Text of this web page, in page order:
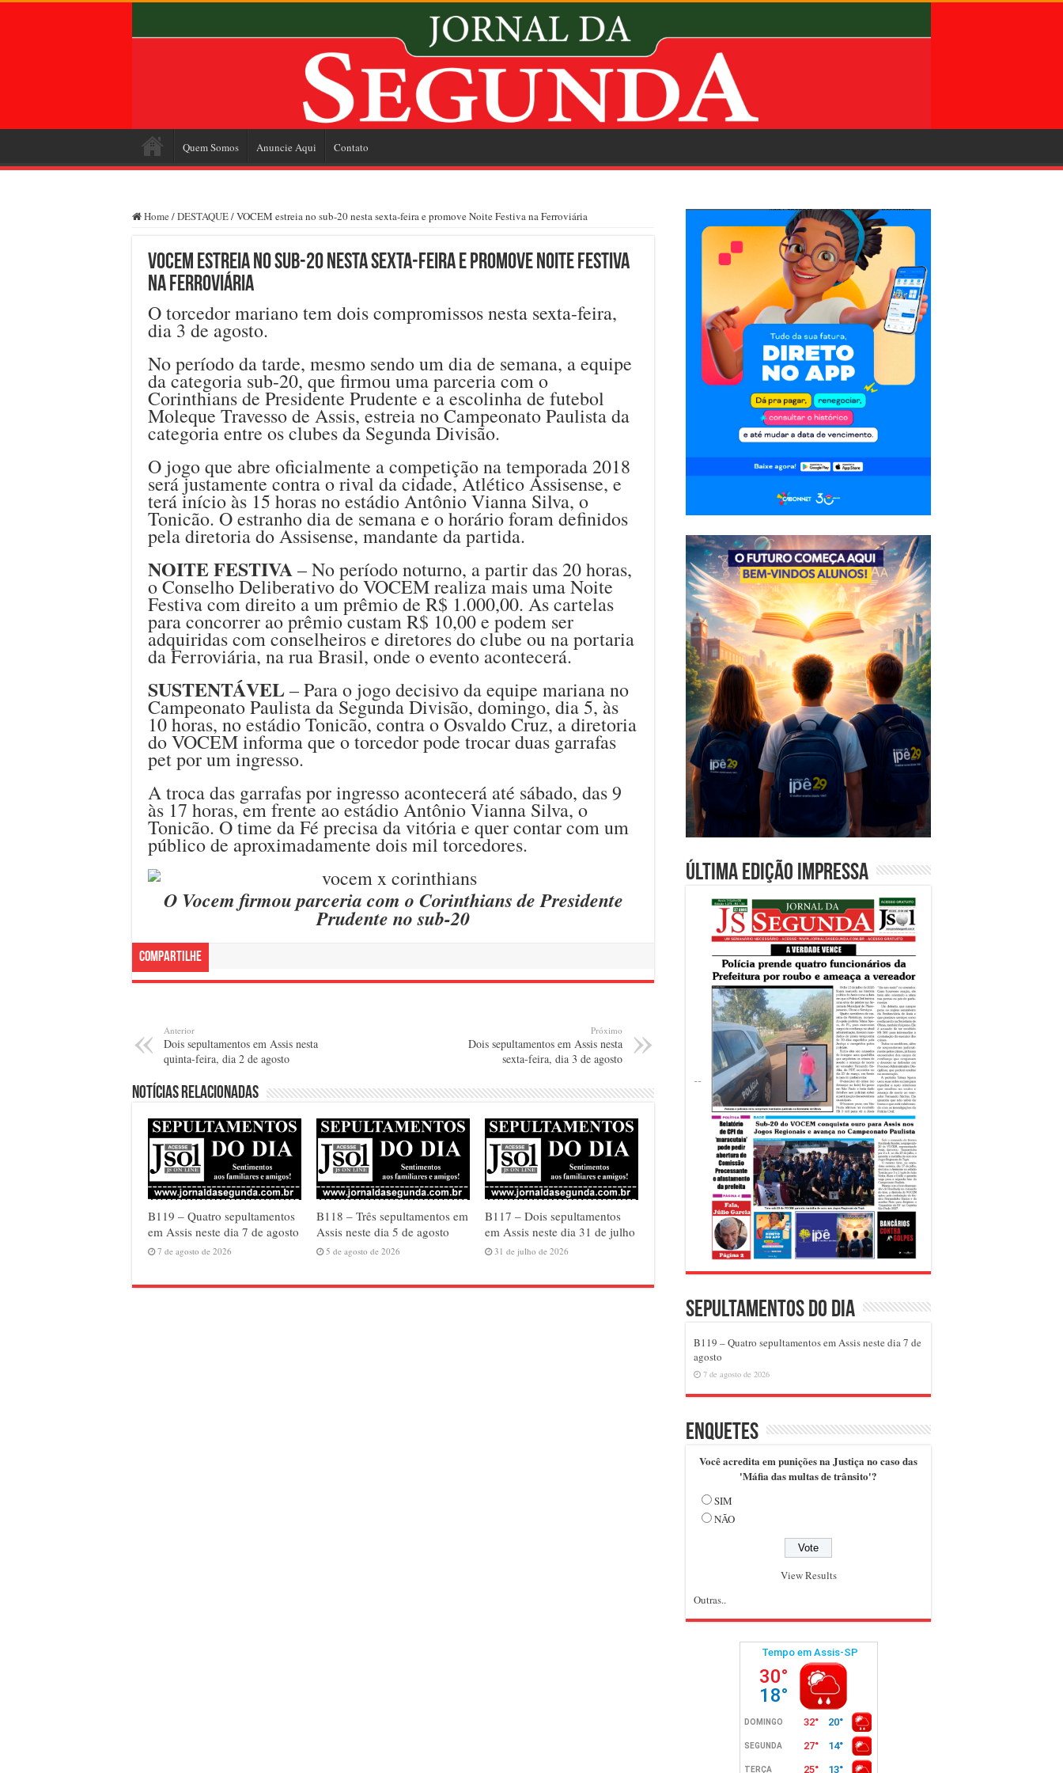
Quem Somos Anuncie Aqui Contato
Home /DESTAQUE/VOCEM estreia no sub-20 nesta sexta-feira e promove Noite Festiva na Ferroviária
VOCEM estreia no sub-20 nesta sexta-feira e promove Noite Festiva
na Ferroviária
O torcedor mariano tem dois compromissos nesta sexta-feira,
dia 3 de agosto.
No período da tarde, mesmo sendo um dia de semana, a equipe
da categoria sub-20, que firmou uma parceria com o
Corinthians de Presidente Prudente e a escolinha de futebol
Moleque Travesso de Assis, estreia no Campeonato Paulista da
categoria entre os clubes da Segunda Divisão.
O jogo que abre oficialmente a competição na temporada 2018
será justamente contra o rival da cidade, Atlético Assisense, e
terá início às 15 horas no estádio Antônio Vianna Silva, o
Tonicão. O estranho dia de semana e o horário foram definidos
pela diretoria do Assisense, mandante da partida.
NOITE FESTIVA– No período noturno, a partir das 20 horas,
o Conselho Deliberativo do VOCEM realiza mais uma Noite
Festiva com direito a um prêmio de R$ 1.000,00. As cartelas
para concorrer ao prêmio custam R$ 10,00 e podem ser
adquiridas com conselheiros e diretores do clube ou na portaria
da Ferroviária, na rua Brasil, onde o evento acontecerá.
SUSTENTÁVEL– Para o jogo decisivo da equipe mariana no
Campeonato Paulista da Segunda Divisão, domingo, dia 5, às
10 horas, no estádio Tonicão, contra o Osvaldo Cruz, a diretoria
do VOCEM informa que o torcedor pode trocar duas garrafas
pet por um ingresso.
A troca das garrafas por ingresso acontecerá até sábado, das 9
às 17 horas, em frente ao estádio Antônio Vianna Silva, o
Tonicão. O time da Fé precisa da vitória e quer contar com um
público de aproximadamente dois mil torcedores.
O Vocem firmou parceria com o Corinthians de Presidente
Prudente no sub-20
Compartilhe
Anterior
Dois sepultamentos em Assis nesta
quinta-feira, dia 2 de agosto
Próximo
Dois sepultamentos em Assis nesta
sexta-feira, dia 3 de agosto
Notícias relacionadas
B119 – Quatro sepultamentos
em Assis neste dia 7 de agosto
7 de agosto de 2026
B118 – Três sepultamentos em
Assis neste dia 5 de agosto
5 de agosto de 2026
B117 – Dois sepultamentos
em Assis neste dia 31 de julho
31 de julho de 2026
Última edição impressa
Sepultamentos do dia
B119 – Quatro sepultamentos em Assis neste dia 7 de
agosto
7 de agosto de 2026
Enquetes
Você acredita em punições na Justiça no caso das
'Máfia das multas de trânsito'?
SIM
NÃO
View Results
Outras..